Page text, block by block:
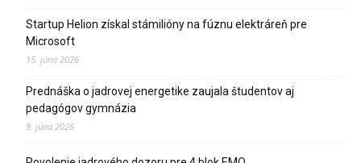
Startup Helion získal stámilióny na fúznu elektráreň pre
Microsoft
15. júna 2026
Prednáška o jadrovej energetike zaujala študentov aj
pedagógov gymnázia
9. júna 2026